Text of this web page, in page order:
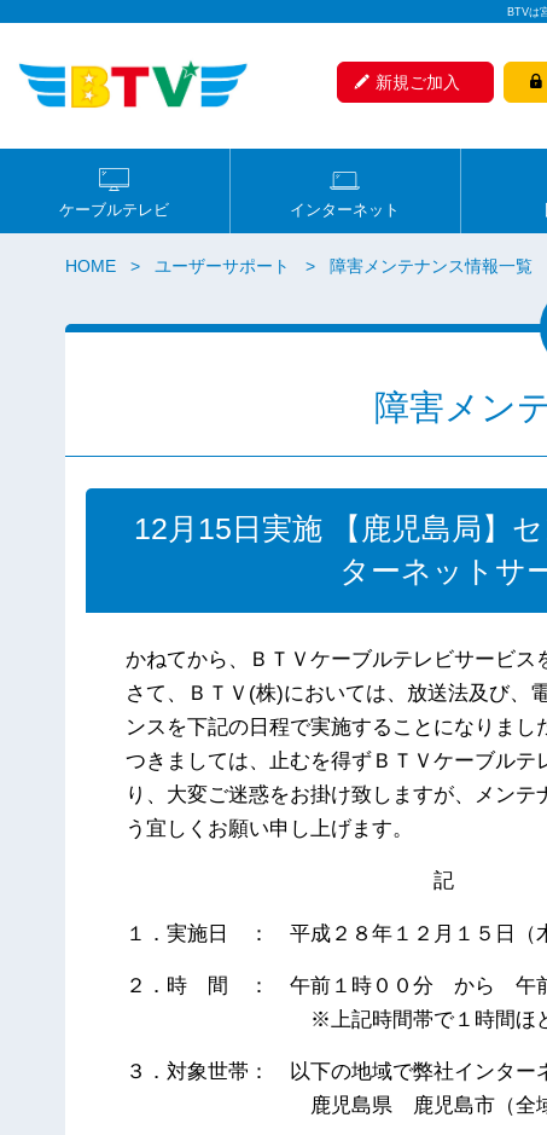
BTVは
新規ご加入
ケーブルテレビ インターネット
HOME ユーザーサポート 障害メンテナンス情報一覧
障害メン
12月15日実施 【鹿児島局】
ターネットサ
かねてから、ＢＴＶケーブルテレビサービス
さて、ＢＴＶ(株)においては、放送法及び、
ンスを下記の日程で実施することになりまし
つきましては、止むを得ずＢＴＶケーブル
り、大変ご迷惑をお掛け致しますが、メン
う宜しくお願い申し上げます。
記
１．実施日 ： 平成２８年１２月１５日（
２．時 間 ： 午前１時００分 から 午前
※上記時間帯で１時間ほどのサー
３．対象世帯： 以下の地域で弊社インター
鹿児島県 鹿児島市（全域